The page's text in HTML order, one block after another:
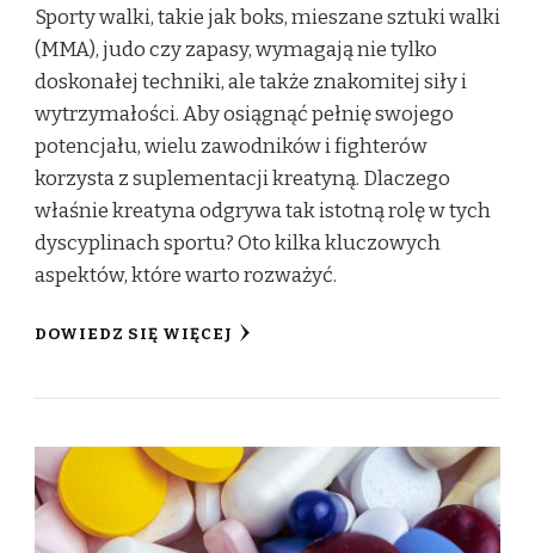
Sporty walki, takie jak boks, mieszane sztuki walki
(MMA), judo czy zapasy, wymagają nie tylko
doskonałej techniki, ale także znakomitej siły i
wytrzymałości. Aby osiągnąć pełnię swojego
potencjału, wielu zawodników i fighterów
korzysta z suplementacji kreatyną. Dlaczego
właśnie kreatyna odgrywa tak istotną rolę w tych
dyscyplinach sportu? Oto kilka kluczowych
aspektów, które warto rozważyć.
DOWIEDZ SIĘ WIĘCEJ